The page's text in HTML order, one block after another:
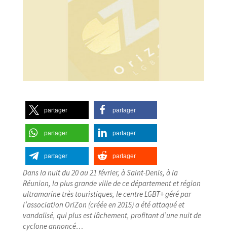
partager partager
partager partager
partager partager
Dans la nuit du 20 au 21 février, à Saint-​Denis, à la
Réunion, la plus grande ville de ce département et région
ultramarine très touristiques, le centre LGBT+ géré par
l’association OriZon (créée en 2015) a été attaqué et
vandalisé, qui plus est lâchement, profitant d’une nuit de
cyclone annoncé…